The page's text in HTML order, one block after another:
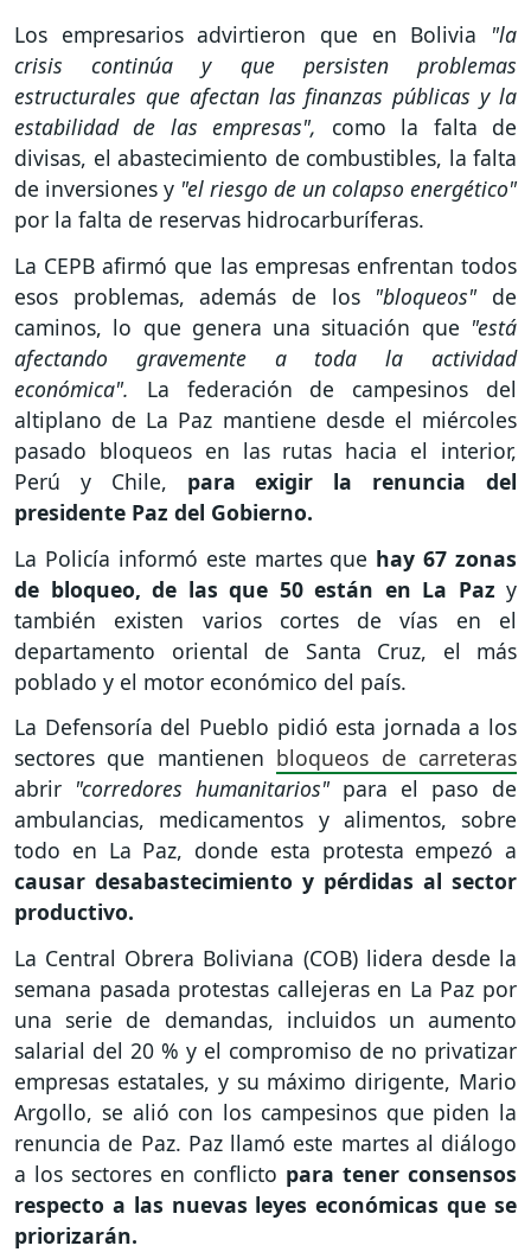
Los empresarios advirtieron que en Bolivia "la
crisis continúa y que persisten problemas
estructurales que afectan las finanzas públicas y la
estabilidad de las empresas", como la falta de
divisas, el abastecimiento de combustibles, la falta
de inversiones y "el riesgo de un colapso energético"
por la falta de reservas hidrocarburíferas.
La CEPB afirmó que las empresas enfrentan todos
esos problemas, además de los"bloqueos"de
caminos, lo que genera una situación que "está
afectando gravemente a toda la actividad
económica". La federación de campesinos del
altiplano de La Paz mantiene desde el miércoles
pasado bloqueos en las rutas hacia el interior,
Perú y Chile, para exigir la renuncia del
presidente Paz del Gobierno.
La Policía informó este martes que hay 67 zonas
de bloqueo, de las que 50 están en La Paz y
también existen varios cortes de vías en el
departamento oriental de Santa Cruz, el más
poblado y el motor económico del país.
La Defensoría del Pueblo pidió esta jornada a los
sectores que mantienen bloqueos de carreteras
abrir "corredores humanitarios" para el paso de
ambulancias, medicamentos y alimentos, sobre
todo en La Paz, donde esta protesta empezó a
causar desabastecimiento y pérdidas al sector
productivo.
La Central Obrera Boliviana (COB) lidera desde la
semana pasada protestas callejeras en La Paz por
una serie de demandas, incluidos un aumento
salarial del 20 % y el compromiso de no privatizar
empresas estatales, y su máximo dirigente, Mario
Argollo, se alió con los campesinos que piden la
renuncia de Paz. Paz llamó este martes al diálogo
a los sectores en conflicto para tener consensos
respecto a las nuevas leyes económicas que se
priorizarán.